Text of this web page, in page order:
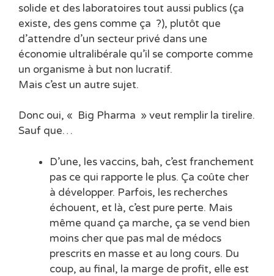
solide et des laboratoires tout aussi publics (ça
existe, des gens comme ça ?), plutôt que
d’attendre d’un secteur privé dans une
économie ultralibérale qu’il se comporte comme
un organisme à but non lucratif.
Mais c’est un autre sujet.
Donc oui, « Big Pharma » veut remplir la tirelire.
Sauf que…
D’une, les vaccins, bah, c’est franchement
pas ce qui rapporte le plus. Ça coûte cher
à développer. Parfois, les recherches
échouent, et là, c’est pure perte. Mais
même quand ça marche, ça se vend bien
moins cher que pas mal de médocs
prescrits en masse et au long cours. Du
coup, au final, la marge de profit, elle est